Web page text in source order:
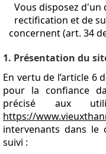
Vous disposez d'un
rectification et de
concernent (art. 34
1. Présentation du
En vertu de l’article 6
pour la confiance
précisé aux
https://
intervenants dans le
suivi :